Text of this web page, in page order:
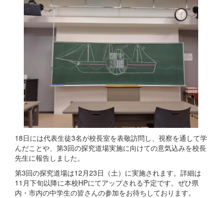
18日には代表生徒3名が校長室を表敬訪問し、視察を通して学
んだことや、第3回の探究道場実施に向けての意気込みを校長
先生に報告しました。
第3回の探究道場は12月23日（土）に実施されます。詳細は
11月下旬以降に本校HPにてアップされる予定です。ぜひ県
内・市内の中学生の皆さんの参加をお待ちしております。